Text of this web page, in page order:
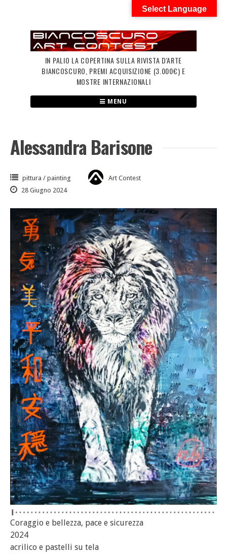
IN PALIO LA COPERTINA SULLA RIVISTA D'ARTE
BIANCOSCURO, PREMI ACQUISIZIONE (3.000€) E
MOSTRE INTERNAZIONALI
MENU
Alessandra Barisone
pittura / painting
Art Contest
28 Giugno 2024
Coraggio e bellezza, pace e sicurezza
2024
acrilico e pastelli su tela
Select Language